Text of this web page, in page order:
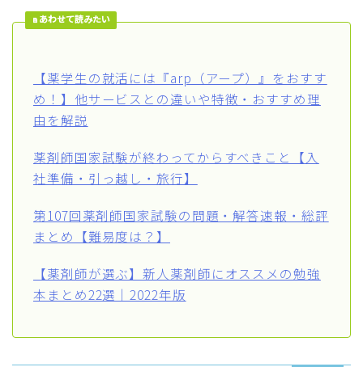
あわせて読みたい
【薬学生の就活には『arp（アープ）』をおすす
め！】他サービスとの違いや特徴・おすすめ理
由を解説
薬剤師国家試験が終わってからすべきこと【入
社準備・引っ越し・旅行】
第107回薬剤師国家試験の問題・解答速報・総評
まとめ【難易度は？】
【薬剤師が選ぶ】新人薬剤師にオススメの勉強
本まとめ22選｜2022年版